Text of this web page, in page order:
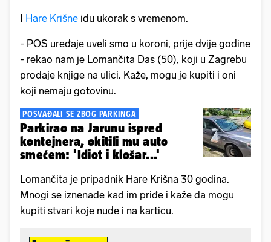
I Hare Krišne idu ukorak s vremenom.
- POS uređaje uveli smo u koroni, prije dvije godine
- rekao nam je Lomančita Das (50), koji u Zagrebu
prodaje knjige na ulici. Kaže, mogu je kupiti i oni
koji nemaju gotovinu.
POSVAĐALI SE ZBOG PARKINGA
Parkirao na Jarunu ispred
kontejnera, okitili mu auto
smećem: 'Idiot i klošar...'
Lomančita je pripadnik Hare Krišna 30 godina.
Mnogi se iznenade kad im priđe i kaže da mogu
kupiti stvari koje nude i na karticu.